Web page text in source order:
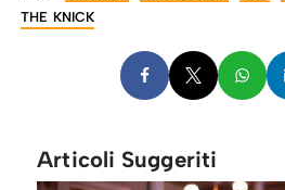
THE KNICK
Articoli Suggeriti